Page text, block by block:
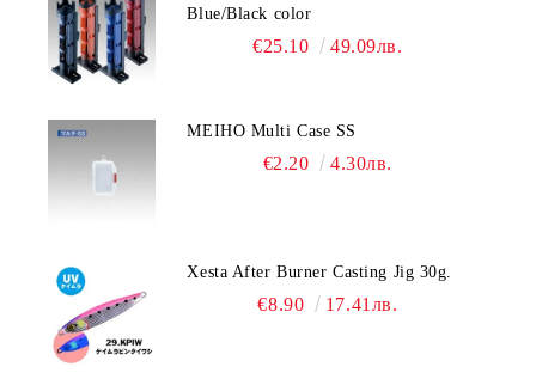
Blue/Black color
€25.10 49.09лв.
MEIHO Multi Case SS
€2.20 4.30лв.
Xesta After Burner Casting Jig 30g.
€8.90 17.41лв.